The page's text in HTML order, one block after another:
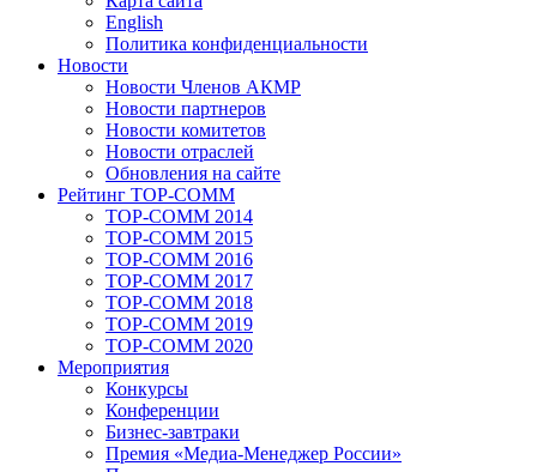
English
Политика конфиденциальности
Новости
Новости Членов АКМР
Новости партнеров
Новости комитетов
Новости отраслей
Обновления на сайте
Рейтинг TOP-COMM
TOP-COMM 2014
TOP-COMM 2015
TOP-COMM 2016
TOP-COMM 2017
TOP-COMM 2018
TOP-COMM 2019
TOP-COMM 2020
Мероприятия
Конкурсы
Конференции
Бизнес-завтраки
Премия «Медиа-Менеджер России»